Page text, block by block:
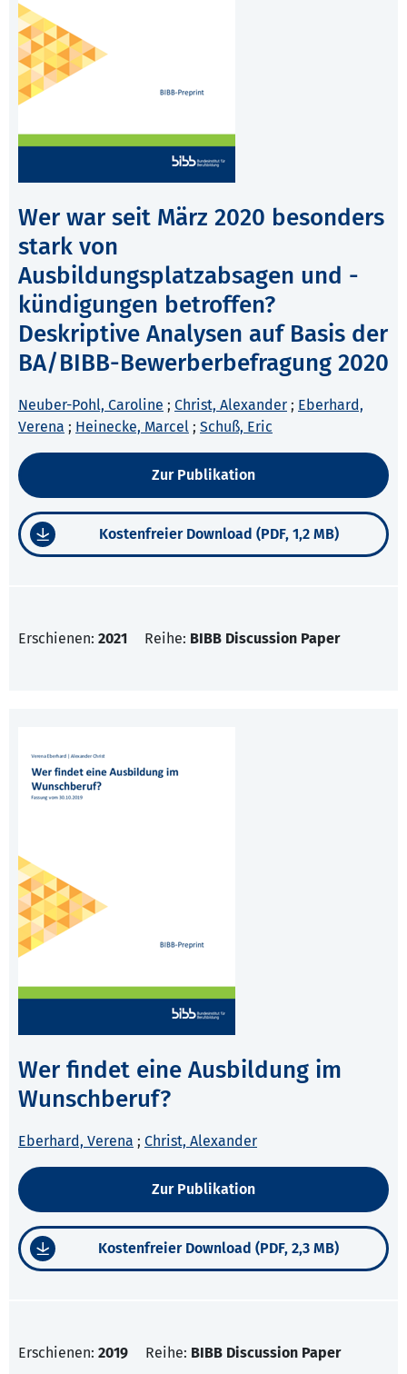
Wer war seit März 2020 besonders
stark von
Ausbildungsplatzabsagen und -
kündigungen betroffen?
Deskriptive Analysen auf Basis der
BA/BIBB-Bewerberbefragung 2020
Neuber-Pohl, Caroline ; Christ, Alexander ; Eberhard,
Verena ; Heinecke, Marcel ; Schuß, Eric
Zur Publikation
Kostenfreier Download (PDF, 1,2 MB)
Erschienen: 2021 Reihe: BIBB Discussion Paper
Wer findet eine Ausbildung im
Wunschberuf?
Eberhard, Verena ; Christ, Alexander
Zur Publikation
Kostenfreier Download (PDF, 2,3 MB)
Erschienen: 2019 Reihe: BIBB Discussion Paper